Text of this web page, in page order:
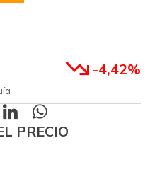
-4,42%
PRECIO